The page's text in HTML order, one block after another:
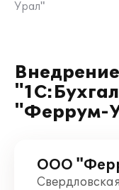
Урал"
"Феррум-
ООО